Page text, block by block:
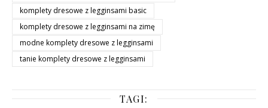
komplety dresowe z legginsami basic
komplety dresowe z legginsami na zimę
modne komplety dresowe z legginsami
tanie komplety dresowe z legginsami
TAGI: